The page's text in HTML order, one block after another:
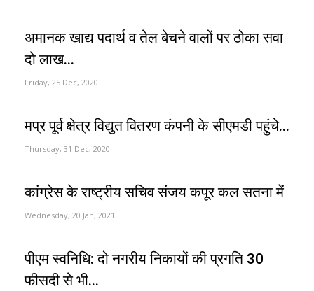
अमानक खाद्य पदार्थ व तेल बेचने वालों पर ठोका सवा
दो लाख...
Friday, 25 Dec, 2020
मप्र पूर्व क्षेत्र विद्युत वितरण कंपनी के सीएमडी पहुंचे...
Thursday, 31 Dec, 2020
कांग्रेस के राष्ट्रीय सचिव संजय कपूर कल सतना मेंं
Wednesday, 20 Jan, 2021
पीएम स्वनिधि: दो नगरीय निकायों की प्रगति 30
फीसदी से भी...